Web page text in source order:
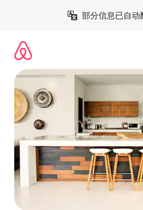
部分信息已自动